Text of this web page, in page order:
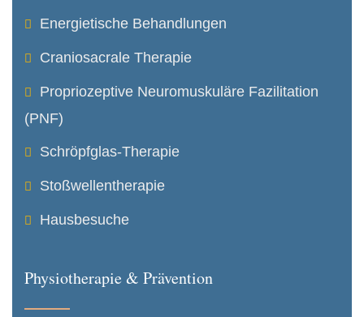
Energietische Behandlungen
Craniosacrale Therapie
Propriozeptive Neuro­muskuläre Fazilitation
(PNF)
Schröpfglas-Therapie
Stoßwellentherapie
Hausbesuche
Physiotherapie & Prävention